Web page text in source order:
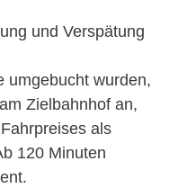
und Verspätung
umgebucht wurden,
Zielbahnhof an,
als
120 Minuten